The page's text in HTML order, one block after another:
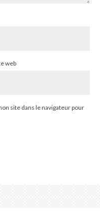
web
site dans le navigateur pour